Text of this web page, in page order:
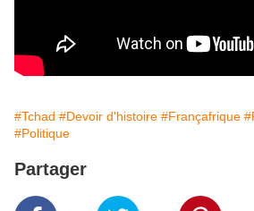
#Tchad #Devoir d'histoire #Françafrique
#Politique
Partager